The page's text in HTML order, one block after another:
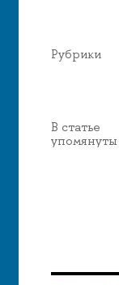
Рубрики
В статье
упомянуты